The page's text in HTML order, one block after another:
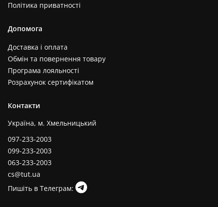
Політика приватності
Допомога
Доставка і оплата
Обмін та повернення товару
Програма лояльності
Розрахунок сертифікатом
Контакти
Україна, м. Хмельницький
097-233-2003
099-233-2003
063-233-2003
cs@tut.ua
Пишіть в Телеграм: